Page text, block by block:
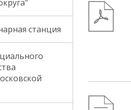
станция